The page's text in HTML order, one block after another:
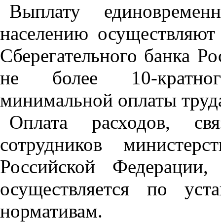
Выплату
населению
Сберегательного банка
не более 10-
минимальной оплаты
Оплата расходов,
сотрудников
Российской
осуществляется по
нормативам.